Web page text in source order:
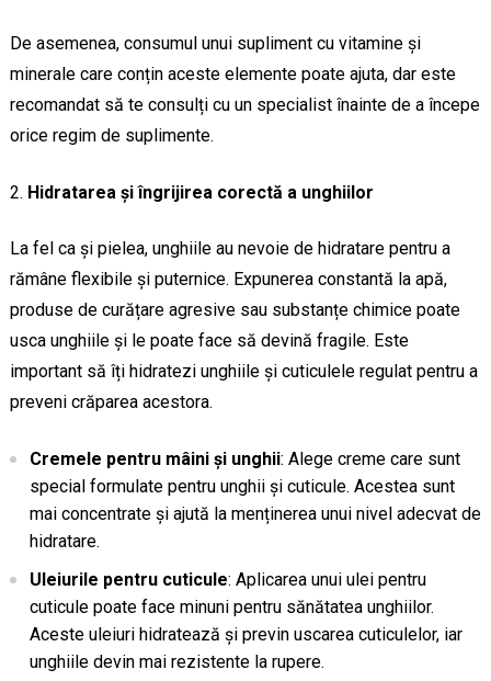
De asemenea, consumul unui supliment cu vitamine și
minerale care conțin aceste elemente poate ajuta, dar este
recomandat să te consulți cu un specialist înainte de a începe
orice regim de suplimente.
Hidratarea și îngrijirea corectă a unghiilor
La fel ca și pielea, unghiile au nevoie de hidratare pentru a
rămâne flexibile și puternice. Expunerea constantă la apă,
produse de curățare agresive sau substanțe chimice poate
usca unghiile și le poate face să devină fragile. Este
important să îți hidratezi unghiile și cuticulele regulat pentru a
preveni crăparea acestora.
Cremele pentru mâini și unghii: Alege creme care sunt
special formulate pentru unghii și cuticule. Acestea sunt
mai concentrate și ajută la menținerea unui nivel adecvat de
hidratare.
Uleiurile pentru cuticule: Aplicarea unui ulei pentru
cuticule poate face minuni pentru sănătatea unghiilor.
Aceste uleiuri hidratează și previn uscarea cuticulelor, iar
unghiile devin mai rezistente la rupere.